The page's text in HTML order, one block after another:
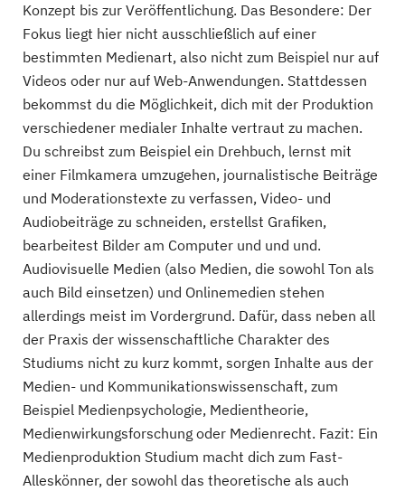
6 Studiengänge
Hochschule für Musik Karlsruhe
KulturMediaTechnologie, Musikjournalismus für...
3 Studiengänge
Hochschule Karlsruhe
Kommunikation und Medienmanagement,...
4 Studiengänge
Hochschule Mittweida
Global Communication in Business and Culture,...
9 Studiengänge
Hochschule RheinMain
Advanced Media Technology, Kommunikationsdesign,...
7 Studiengänge
Konzept bis zur Veröffentlichung. Das Besondere: Der
Fokus liegt hier nicht ausschließlich auf einer
bestimmten Medienart, also nicht zum Beispiel nur auf
Videos oder nur auf Web-Anwendungen. Stattdessen
bekommst du die Möglichkeit, dich mit der Produktion
verschiedener medialer Inhalte vertraut zu machen.
Du schreibst zum Beispiel ein Drehbuch, lernst mit
einer Filmkamera umzugehen, journalistische Beiträge
und Moderationstexte zu verfassen, Video- und
Audiobeiträge zu schneiden, erstellst Grafiken,
bearbeitest Bilder am Computer und und und.
Audiovisuelle Medien (also Medien, die sowohl Ton als
auch Bild einsetzen) und Onlinemedien stehen
allerdings meist im Vordergrund. Dafür, dass neben all
der Praxis der wissenschaftliche Charakter des
Studiums nicht zu kurz kommt, sorgen Inhalte aus der
Medien- und Kommunikationswissenschaft, zum
Beispiel Medienpsychologie, Medientheorie,
Medienwirkungsforschung oder Medienrecht. Fazit: Ein
Medienproduktion Studium macht dich zum Fast-
Alleskönner, der sowohl das theoretische als auch